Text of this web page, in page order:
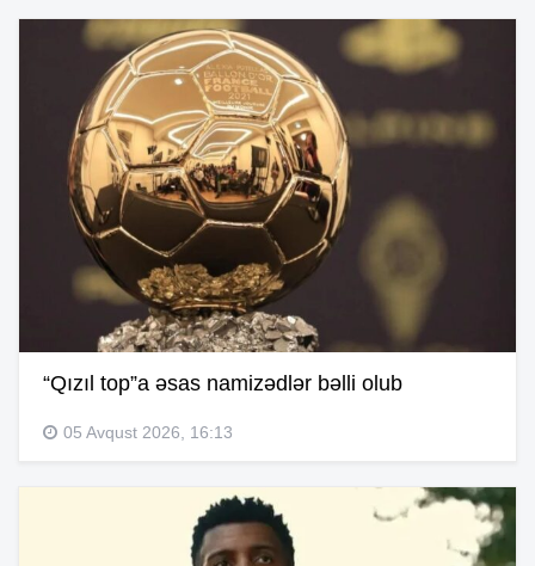
“Qızıl top”a əsas namizədlər bəlli olub
05 Avqust 2026, 16:13